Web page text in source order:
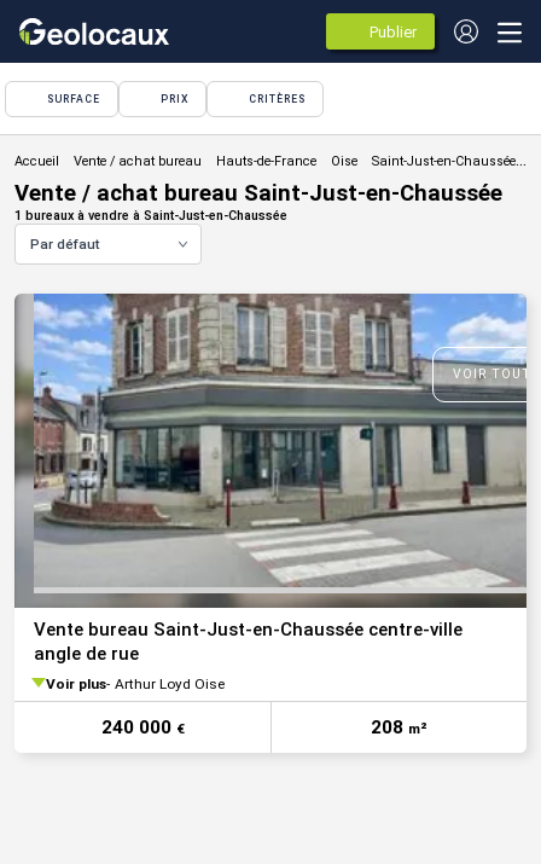
Publier
des
annonces
SURFACE PRIX CRITÈRES
Vente / achat bureau
Vente / achat bureau Saint-Just-en-Chaussée
1 bureaux à vendre à Saint-Just-en-Chaussée
Par défaut
VOIR
Vente bureau Saint-Just-en-Chaussée centre-ville
angle de rue
Voir plus Arthur Loyd Oise
240 000 € 208 m²